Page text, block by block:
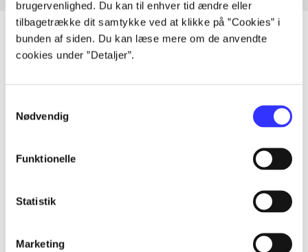
brugervenlighed. Du kan til enhver tid ændre eller
tilbagetrække dit samtykke ved at klikke på ”Cookies” i
bunden af siden. Du kan læse mere om de anvendte
cookies under ”Detaljer”.
Nødvendig
Funktionelle
Statistik
Marketing